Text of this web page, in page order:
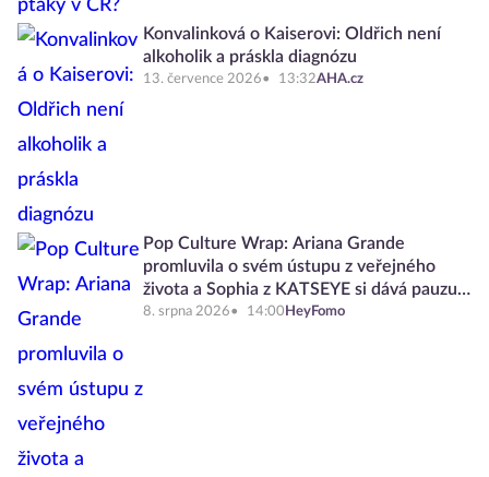
Konvalinková o Kaiserovi: Oldřich není
alkoholik a práskla diagnózu
13. července 2026 13:32AHA.cz
Pop Culture Wrap: Ariana Grande
promluvila o svém ústupu z veřejného
života a Sophia z KATSEYE si dává pauzu
od skupiny
8. srpna 2026 14:00 HeyFomo